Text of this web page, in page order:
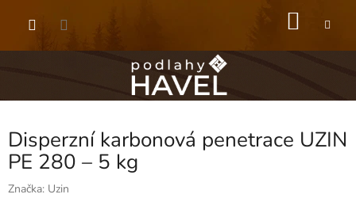
Disperzní karbonová penetrace UZIN
PE 280 – 5 kg
Značka: Uzin